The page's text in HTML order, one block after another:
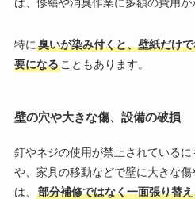
特に 臭いが染み付くと、壁紙だけ
要になることもあります。
壁の穴や大きな傷、設備の破損
釘やネジの使用が禁止されている
や、家具の移動などで壁に大きな
は、
部分補修ではなく一面張り替